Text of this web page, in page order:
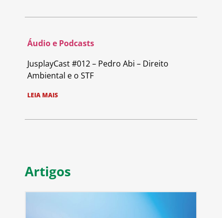
Áudio e Podcasts
JusplayCast #012 – Pedro Abi – Direito
Ambiental e o STF
LEIA MAIS
Artigos